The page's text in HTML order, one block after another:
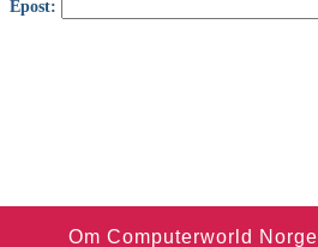
Om Computerworld Norge